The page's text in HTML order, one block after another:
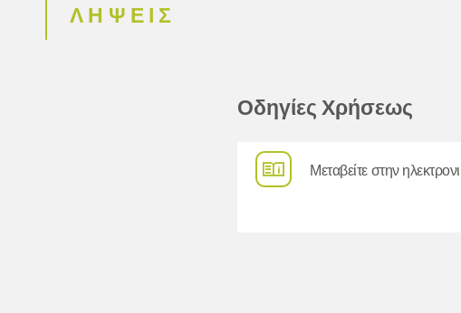
ΛΗΨΕΙΣ
Οδηγίες Χρήσεως
Μεταβείτε στην